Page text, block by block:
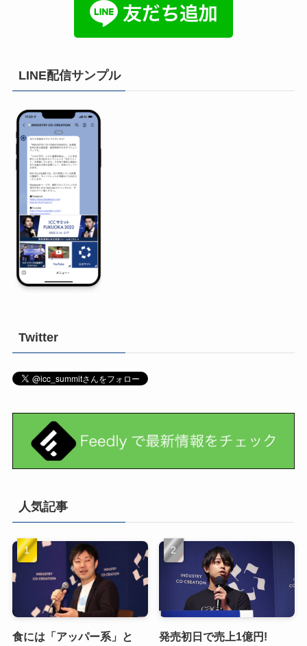
LINE配信サンプル
Twitter
人気記事
食には「アッパー系」と
発売初日で売上1億円!